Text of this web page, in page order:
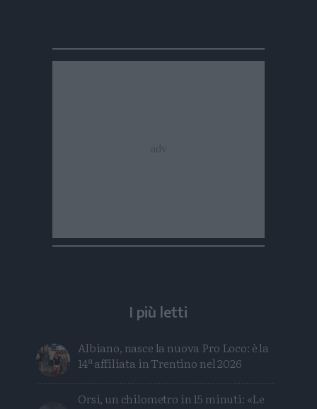
I più letti
Albiano, nasce la nuova Pro Loco: è la
14ª affiliata in Trentino nel 2026
Orsi, un chilometro in 15 minuti: «Le